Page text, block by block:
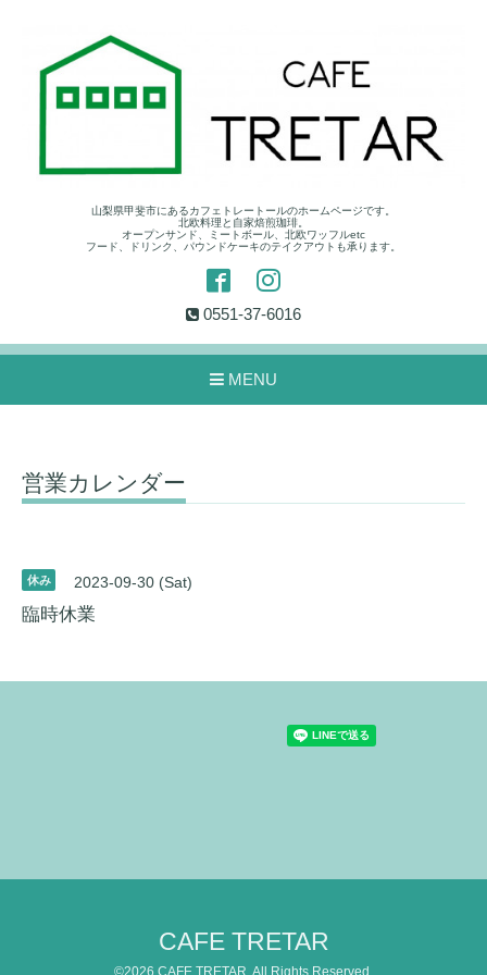
山梨県甲斐市にあるカフェトレートールのホームページです。
北欧料理と自家焙煎珈琲。
オープンサンド、ミートボール、北欧ワッフルetc
フード、ドリンク、パウンドケーキのテイクアウトも承ります。
0551-37-6016
MENU
営業カレンダー
休み 2023-09-30 (Sat)
臨時休業
CAFE TRETAR
©2026 CAFE TRETAR . All Rights Reserved.